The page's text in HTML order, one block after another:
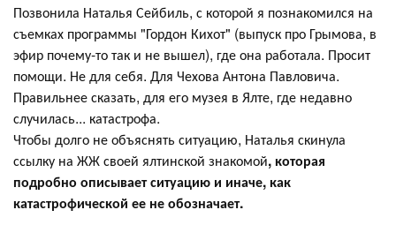
Позвонила Наталья Сейбиль, с которой я познакомился на
съемках программы "Гордон Кихот" (выпуск про Грымова, в
эфир почему-то так и не вышел), где она работала. Просит
помощи. Не для себя. Для Чехова Антона Павловича.
Правильнее сказать, для его музея в Ялте, где недавно
случилась... катастрофа.
Чтобы долго не объяснять ситуацию, Наталья скинула
ссылку на ЖЖ своей ялтинской знакомой, которая
подробно описывает ситуацию и иначе, как
катастрофической ее не обозначает.